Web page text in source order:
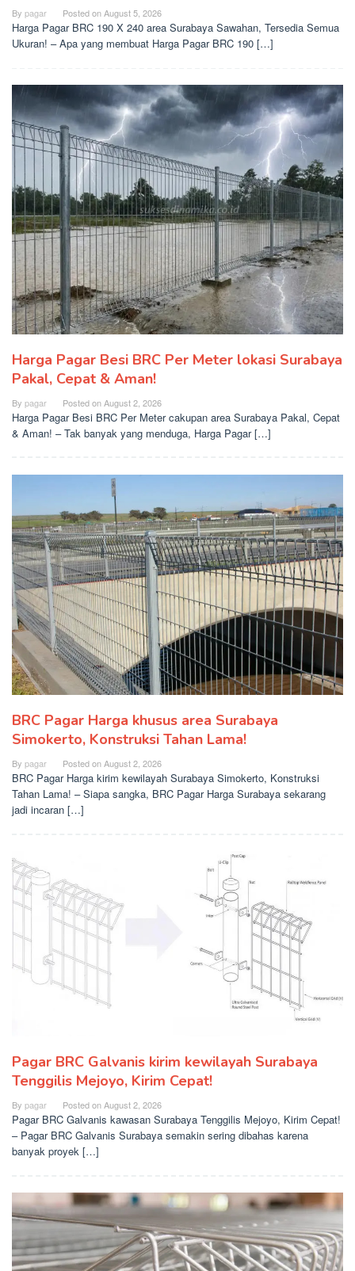
By pagar Posted onAugust 5, 2026
Harga Pagar BRC 190 X 240 area Surabaya Sawahan, Tersedia Semua
Ukuran! – Apa yang membuat Harga Pagar BRC 190 […]
Harga Pagar Besi BRC Per Meter lokasi Surabaya
Pakal, Cepat & Aman!
By pagar Posted onAugust 2, 2026
Harga Pagar Besi BRC Per Meter cakupan area Surabaya Pakal, Cepat
& Aman! – Tak banyak yang menduga, Harga Pagar […]
BRC Pagar Harga khusus area Surabaya
Simokerto, Konstruksi Tahan Lama!
By pagar Posted onAugust 2, 2026
BRC Pagar Harga kirim kewilayah Surabaya Simokerto, Konstruksi
Tahan Lama! – Siapa sangka, BRC Pagar Harga Surabaya sekarang
jadi incaran […]
Pagar BRC Galvanis kirim kewilayah Surabaya
Tenggilis Mejoyo, Kirim Cepat!
By pagar Posted onAugust 2, 2026
Pagar BRC Galvanis kawasan Surabaya Tenggilis Mejoyo, Kirim Cepat!
– Pagar BRC Galvanis Surabaya semakin sering dibahas karena
banyak proyek […]